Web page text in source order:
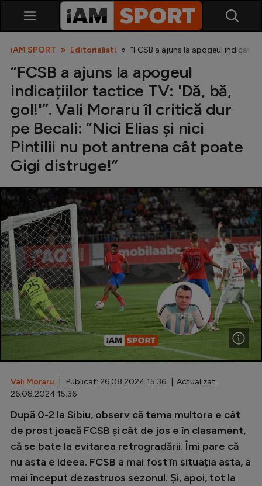
SuperLiga
Liga 2
Cupa României
Echipa Națională
U21
Fotbal feminin
Special
Diverse
Inedit
Clasamente
Champions League
Europa League
Conference League
CM 2026
iAM SPORT Editorialisti ”FCSB a ajuns la apogeul
”FCSB a ajuns la apogeul
indicațiilor tactice TV: 'Dă, bă,
gol!'”. Vali Moraru îl critică dur
pe Becali: ”Nici Elias și nici
Pintilii nu pot antrena cât poate
Gigi distruge!”
Vali Moraru | Publicat: 26.08.2024 15:36 | Actualizat:
26.08.2024 15:36
După 0-2 la Sibiu, observ că tema multora e cât
de prost joacă FCSB și cât de jos e în clasament,
că se bate la evitarea retrogradării. Îmi pare că
nu asta e ideea. FCSB a mai fost în situația asta, a
mai început dezastruos sezonul. Și, apoi, tot la